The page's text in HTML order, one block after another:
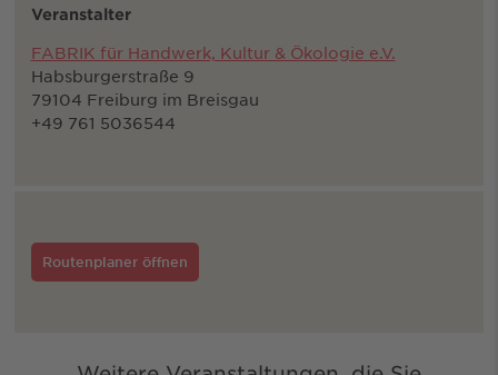
Veranstalter
FABRIK für Handwerk, Kultur & Ökologie e.V.
Habsburgerstraße 9
79104 Freiburg im Breisgau
+49 761 5036544
Routenplaner öffnen